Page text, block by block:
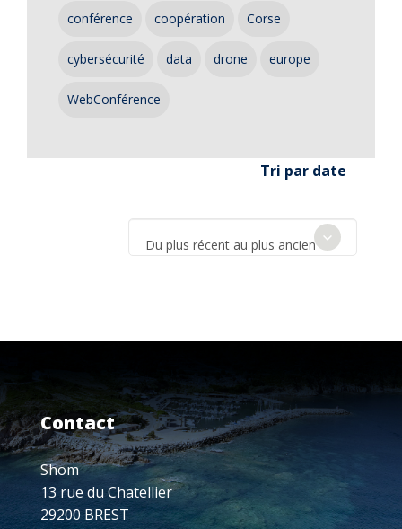
conférence coopération Corse
cybersécurité data drone europe
WebConférence
Tri par date
Du plus récent au plus ancien
Contact
Shom
13 rue du Chatellier
29200 BREST